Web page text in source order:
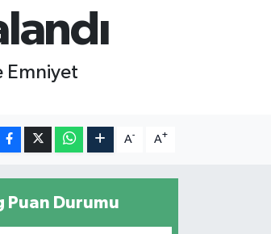
Emniyet
A- A+
Puan Durumu